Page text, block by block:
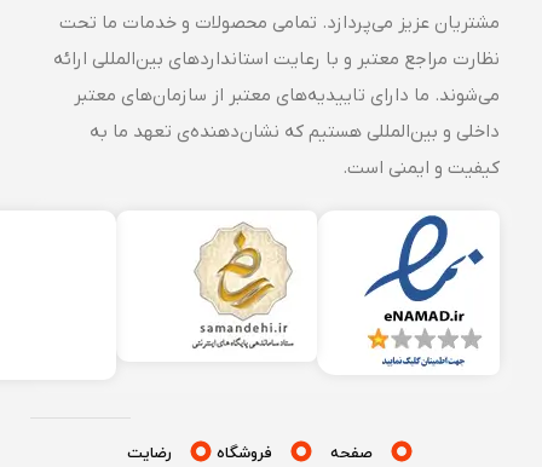
مشتریان عزیز می‌پردازد. تمامی محصولات و خدمات ما تحت
نظارت مراجع معتبر و با رعایت استانداردهای بین‌المللی ارائه
می‌شوند. ما دارای تاییدیه‌های معتبر از سازمان‌های معتبر
داخلی و بین‌المللی هستیم که نشان‌دهنده‌ی تعهد ما به
کیفیت و ایمنی است.
صفحه
فروشگاه
رضایت